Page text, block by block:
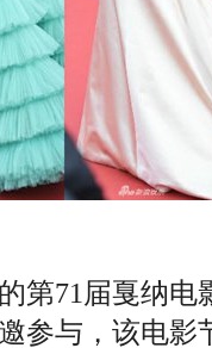
71届戛纳电
参与，该电